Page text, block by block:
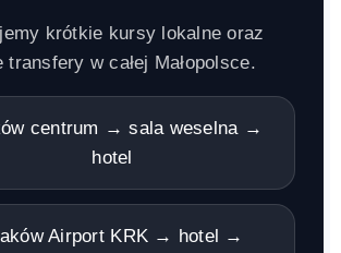
krótkie kursy lokalne oraz
transfery w całej Małopolsce.
centrum → sala weselna →
hotel
Airport KRK → hotel →